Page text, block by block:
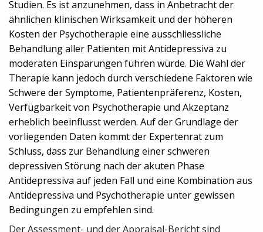
Studien. Es ist anzunehmen, dass in Anbetracht der
ähnlichen klinischen Wirksamkeit und der höheren
Kosten der Psychotherapie eine ausschliessliche
Behandlung aller Patienten mit Antidepressiva zu
moderaten Einsparungen führen würde. Die Wahl der
Therapie kann jedoch durch verschiedene Faktoren wie
Schwere der Symptome, Patientenpräferenz, Kosten,
Verfügbarkeit von Psychotherapie und Akzeptanz
erheblich beeinflusst werden. Auf der Grundlage der
vorliegenden Daten kommt der Expertenrat zum
Schluss, dass zur Behandlung einer schweren
depressiven Störung nach der akuten Phase
Antidepressiva auf jeden Fall und eine Kombination aus
Antidepressiva und Psychotherapie unter gewissen
Bedingungen zu empfehlen sind.
Der Assessment- und der Appraisal-Bericht sind